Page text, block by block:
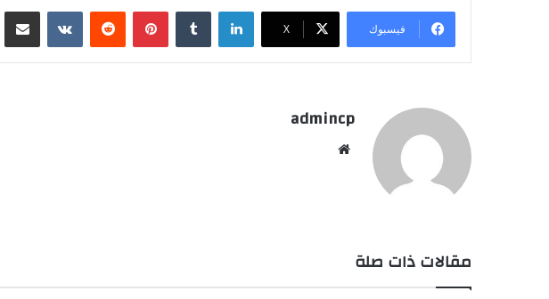
فيسبوك ‫X
لينكدإن بينتيريست
admincp
مقالات ذات صلة